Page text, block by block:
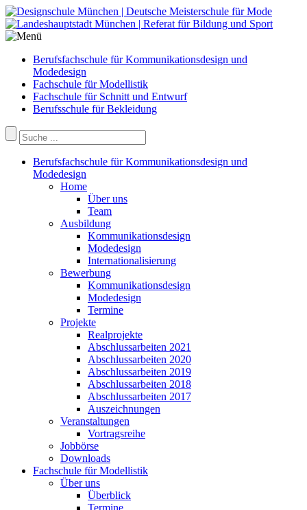
Berufsfachschule für Kommunikationsdesign und
Modedesign
Fachschule für Modellistik
Fachschule für Schnitt und Entwurf
Berufsschule für Bekleidung
Berufsfachschule für Kommunikationsdesign und
Modedesign
Home
Über uns
Team
Ausbildung
Kommunikationsdesign
Modedesign
Internationalisierung
Bewerbung
Kommunikationsdesign
Modedesign
Termine
Projekte
Realprojekte
Abschlussarbeiten 2021
Abschlussarbeiten 2020
Abschlussarbeiten 2019
Abschlussarbeiten 2018
Abschlussarbeiten 2017
Auszeichnungen
Veranstaltungen
Vortragsreihe
Jobbörse
Downloads
Fachschule für Modellistik
Über uns
Überblick
Termine